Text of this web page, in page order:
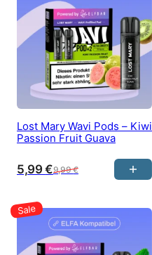
Lost Mary Wavi Pods – Kiwi
Passion Fruit Guava
9,99€
5,99€